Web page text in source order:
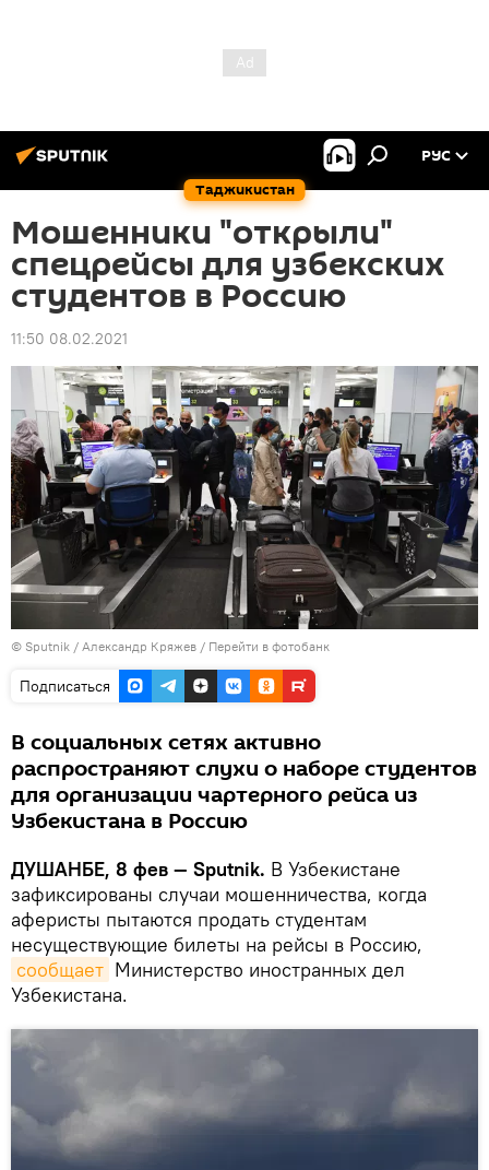
Таджикистан
РУС
Мошенники "открыли"
спецрейсы для узбекских
студентов в Россию
11:50 08.02.2021
© Sputnik / Александр Кряжев / Перейти в фотобанк
Подписаться
В социальных сетях активно
распространяют слухи о наборе студентов
для организации чартерного рейса из
Узбекистана в Россию
ДУШАНБЕ, 8 фев — Sputnik. В Узбекистане
зафиксированы случаи мошенничества, когда
аферисты пытаются продать студентам
несуществующие билеты на рейсы в Россию,
сообщает Министерство иностранных дел
Узбекистана.